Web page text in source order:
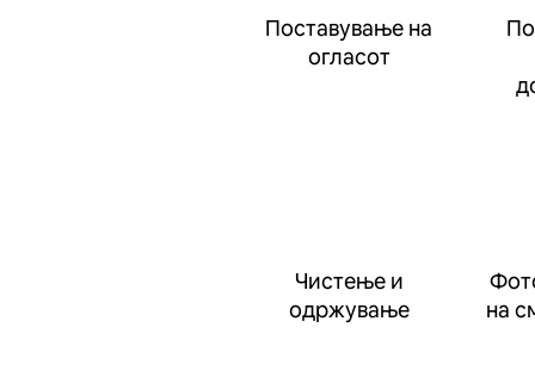
Поставување на
огласот
Чистење и
одржување
на